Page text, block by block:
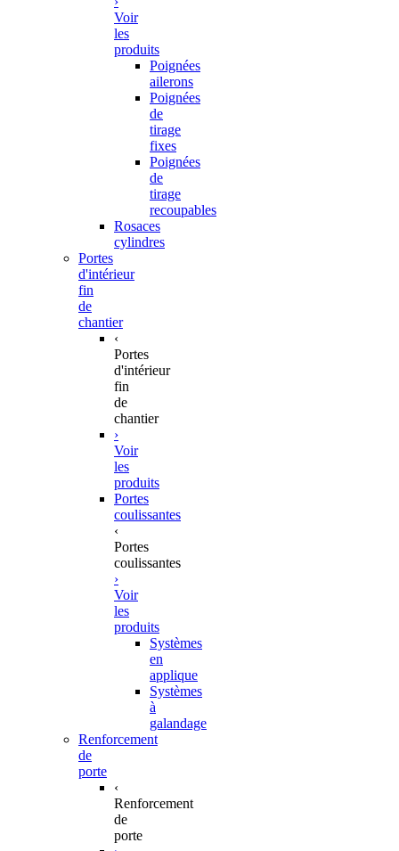
Voir
les
produits
Poignées
ailerons
Poignées
de
tirage
fixes
Poignées
de
tirage
recoupables
Rosaces
cylindres
Portes
d'intérieur
fin
de
chantier
‹
Portes
d'intérieur
fin
de
chantier
›
Voir
les
produits
Portes
coulissantes
‹
Portes
coulissantes
›
Voir
les
produits
Systèmes
en
applique
Systèmes
à
galandage
Renforcement
de
porte
‹
Renforcement
de
porte